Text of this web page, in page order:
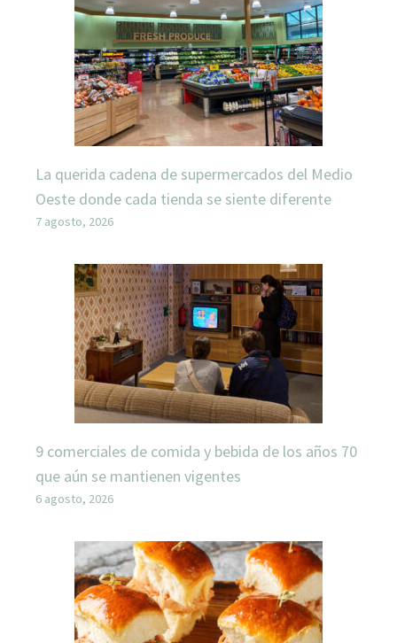
La querida cadena de supermercados del Medio
Oeste donde cada tienda se siente diferente
7 agosto, 2026
9 comerciales de comida y bebida de los años 70
que aún se mantienen vigentes
6 agosto, 2026